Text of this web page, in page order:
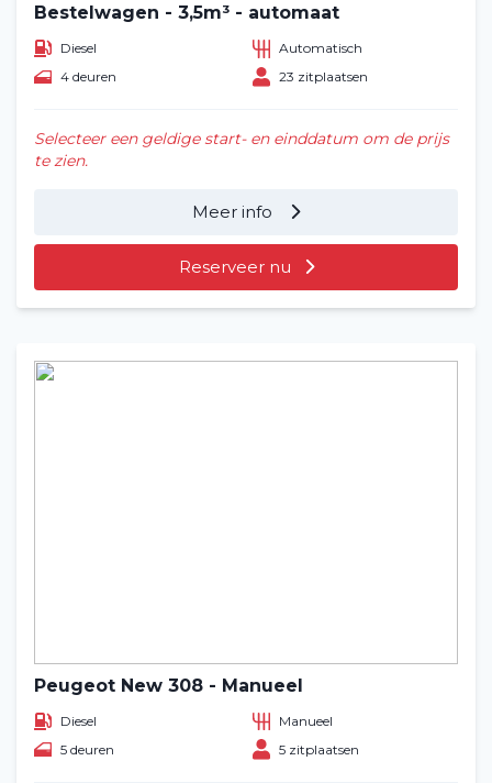
Bestelwagen - 3,5m³ - automaat
Diesel
Automatisch
4 deuren
23 zitplaatsen
Selecteer een geldige start- en einddatum om de prijs
te zien.
Meer info
Reserveer nu
Peugeot New 308 - Manueel
Diesel
Manueel
5 deuren
5 zitplaatsen